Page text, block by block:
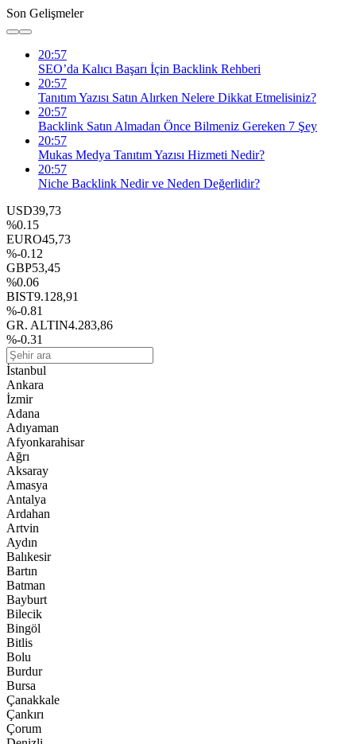
Son Gelişmeler
20:57
SEO’da Kalıcı Başarı İçin Backlink Rehberi
20:57
Tanıtım Yazısı Satın Alırken Nelere Dikkat Etmelisiniz?
20:57
Backlink Satın Almadan Önce Bilmeniz Gereken 7 Şey
20:57
Mukas Medya Tanıtım Yazısı Hizmeti Nedir?
20:57
Niche Backlink Nedir ve Neden Değerlidir?
USD39,73
%0.15
EURO45,73
%-0.12
GBP53,45
%0.06
BIST9.128,91
%-0.81
GR. ALTIN4.283,86
%-0.31
İstanbul
Ankara
İzmir
Adana
Adıyaman
Afyonkarahisar
Ağrı
Aksaray
Amasya
Antalya
Ardahan
Artvin
Aydın
Balıkesir
Bartın
Batman
Bayburt
Bilecik
Bingöl
Bitlis
Bolu
Burdur
Bursa
Çanakkale
Çankırı
Çorum